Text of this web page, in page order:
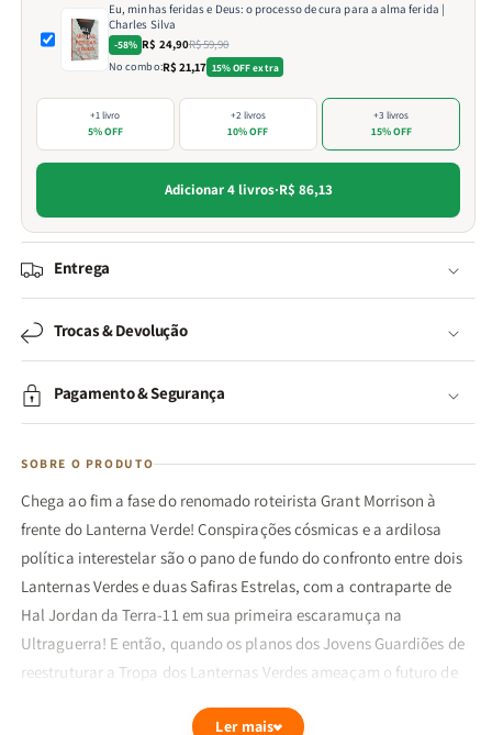
Eu, minhas feridas e Deus: o processo de cura para a alma ferida |
Charles Silva
-58% R$ 24,90R$ 59,90
No combo:R$ 21,17 15% OFF extra
+1 livro
5% OFF
+2 livros
10% OFF
+3 livros
15% OFF
Adicionar 4 livros·R$ 86,13
Entrega
Trocas & Devolução
Pagamento & Segurança
SOBRE O PRODUTO
Chega ao fim a fase do renomado roteirista Grant Morrison à
frente do Lanterna Verde! Conspirações cósmicas e a ardilosa
política interestelar são o pano de fundo do confronto entre dois
Lanternas Verdes e duas Safiras Estrelas, com a contraparte de
Hal Jordan da Terra-11 em sua primeira escaramuça na
Ultraguerra! E então, quando os planos dos Jovens Guardiões de
reestruturar a Tropa dos Lanternas Verdes ameaçam o futuro de
Athmoora para um pouco de descanso. Mas eis que ele acaba
Ler mais